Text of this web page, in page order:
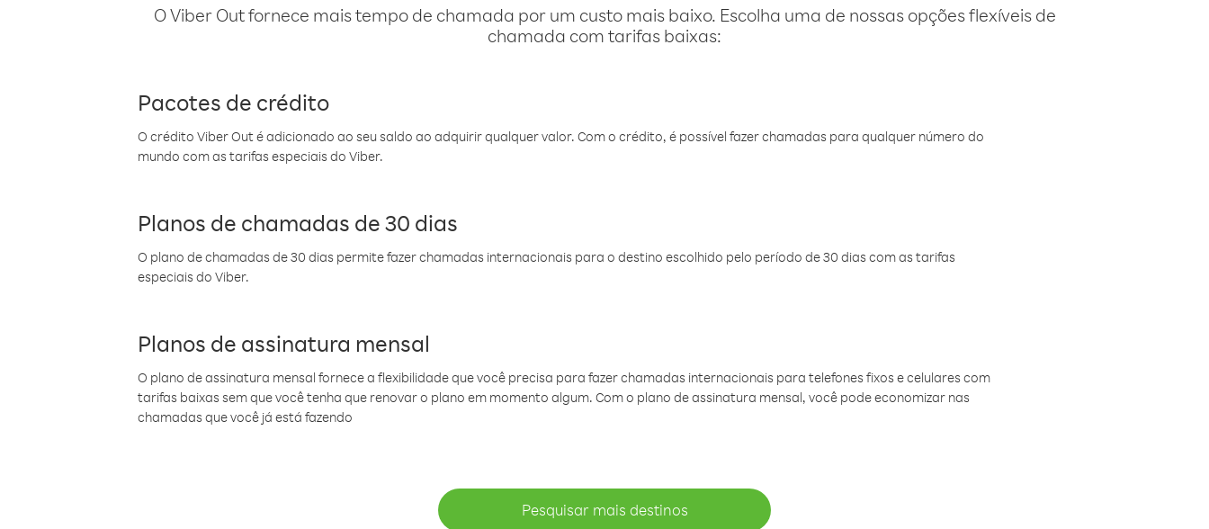
O Viber Out fornece mais tempo de chamada por um custo mais baixo. Escolha uma de nossas opções flexíveis de
chamada com tarifas baixas:
Pacotes de crédito
O crédito Viber Out é adicionado ao seu saldo ao adquirir qualquer valor. Com o crédito, é possível fazer chamadas para qualquer número do
mundo com as tarifas especiais do Viber.
Planos de chamadas de 30 dias
O plano de chamadas de 30 dias permite fazer chamadas internacionais para o destino escolhido pelo período de 30 dias com as tarifas
especiais do Viber.
Planos de assinatura mensal
O plano de assinatura mensal fornece a flexibilidade que você precisa para fazer chamadas internacionais para telefones fixos e celulares com
tarifas baixas sem que você tenha que renovar o plano em momento algum. Com o plano de assinatura mensal, você pode economizar nas
chamadas que você já está fazendo
Pesquisar mais destinos